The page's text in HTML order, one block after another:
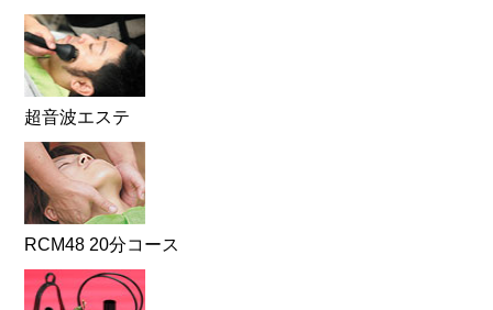
超音波エステ
RCM48 20分コース